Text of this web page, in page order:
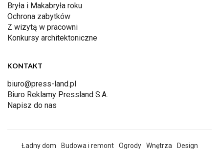
Bryła i Makabryła roku
Ochrona zabytków
Z wizytą w pracowni
Konkursy architektoniczne
KONTAKT
biuro@press-land.pl
Biuro Reklamy Pressland S.A.
Napisz do nas
Ładny dom Budowa i remont Ogrody Wnętrza Design